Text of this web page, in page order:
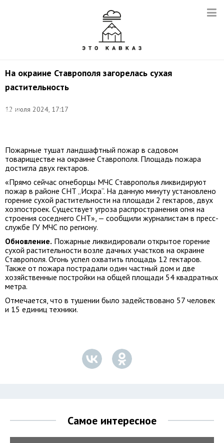
На окраине Ставрополя загорелась сухая
растительность
12 июля 2024, 17:17
Фото
Пожарные тушат ландшафтный пожар в садовом
товариществе на окраине Ставрополя. Площадь пожара
достигла двух гектаров.
«Прямо сейчас огнеборцы МЧС Ставрополья ликвидируют
пожар в районе СНТ „Искра“. На данную минуту установлено
горение сухой растительности на площади 2 гектаров, двух
хозпостроек. Существует угроза распространения огня на
строения соседнего СНТ», — сообщили журналистам в пресс-
службе ГУ МЧС по региону.
Обновление. Пожарные ликвидировали открытое горение
сухой растительности возле дачных участков на окраине
Ставрополя. Огонь успел охватить площадь 12 гектаров.
Также от пожара пострадали один частный дом и две
хозяйственные постройки на общей площади 54 квадратных
метра.
Отмечается, что в тушении было задействовано 57 человек
и 15 единиц техники.
Самое интересное